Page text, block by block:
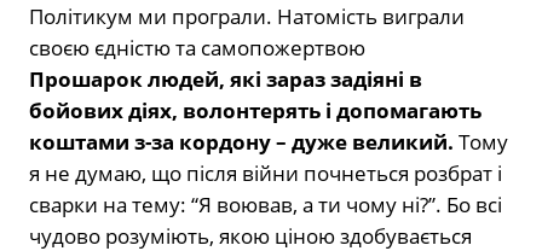
Політикум ми програли. Натомість виграли
своєю єдністю та самопожертвою
Прошарок людей, які зараз задіяні в
бойових діях, волонтерять і допомагають
коштами з-за кордону – дуже великий. Тому
я не думаю, що після війни почнеться розбрат і
сварки на тему: “Я воював, а ти чому ні?”. Бо всі
чудово розуміють, якою ціною здобувається